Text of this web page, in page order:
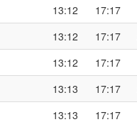
13:12 17:17
13:12 17:17
13:12 17:17
13:13 17:17
13:13 17:17